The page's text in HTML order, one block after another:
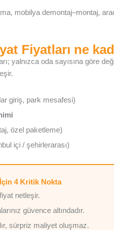
mobilya demontaj–montaj,
Fiyatları ne
yalnızca oda sayısına göre
giriş, park mesafesi)
özel paketleme)
içi / şehirlerarası)
4 Kritik Nokta
netleşir.
güvence altındadır.
sürpriz maliyet oluşmaz.